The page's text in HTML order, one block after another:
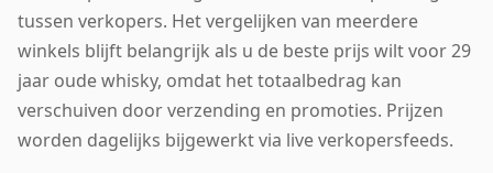
tussen verkopers. Het vergelijken van meerdere
winkels blijft belangrijk als u de beste prijs wilt voor 29
jaar oude whisky, omdat het totaalbedrag kan
verschuiven door verzending en promoties. Prijzen
worden dagelijks bijgewerkt via live verkopersfeeds.